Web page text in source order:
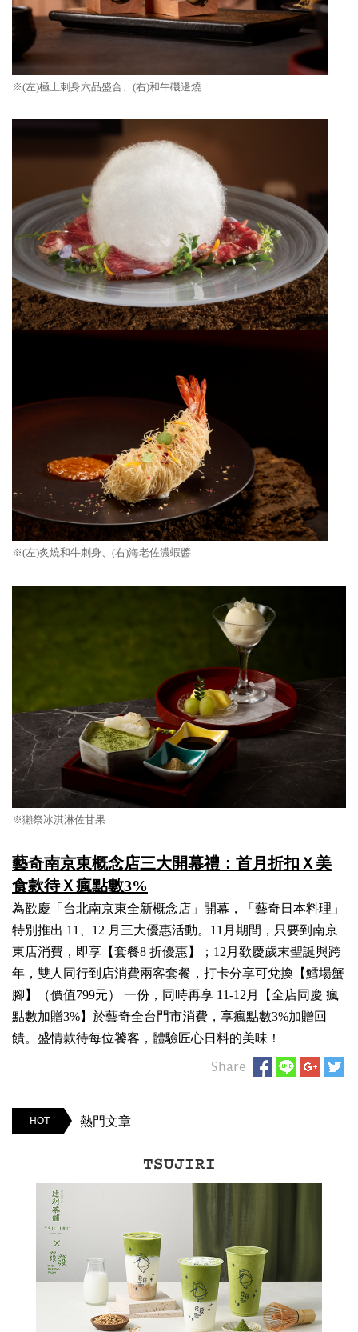
※(左)極上刺身六品盛合 、(右)和牛磯邊燒
※(左)炙燒和牛刺身 、(右)海老佐濃蝦醬
※獺祭冰淇淋佐甘果
藝奇南京東概念店三大開幕禮：首月折扣Ｘ美
食款待Ｘ瘋點數3%
為歡慶「台北南京東全新概念店」開幕，「藝奇日本料理」
特別推出 11、12 月三大優惠活動。11月期間，只要到南京
東店消費，即享【套餐8 折優惠】；12月歡慶歲末聖誕與跨
年，雙人同行到店消費兩客套餐，打卡分享可兌換【鱈場蟹
腳】（價值799元） 一份，同時再享 11-12月【全店同慶 瘋
點數加贈3%】於藝奇全台門市消費，享瘋點數3%加贈回
饋。盛情款待每位饕客，體驗匠心日料的美味！
Share
HOT 熱門文章
TSUJIRI